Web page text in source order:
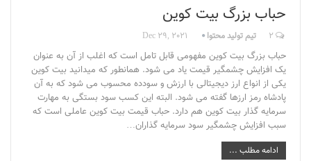
حباب بزرگ بیت کوین
تیم تولید محتوا Dec 29, 2021
حباب بزرگ بیت کوین مفهومی قابل تامل است که اغلب از آن به عنوان
یک افزایش چشمگیر قیمت یاد می شود. همانطور که میدانید بیت کوین
یکی از انواع ارز دیجیتالی با ارزش و سودده محسوب می شود که به آن
پادشاه رمز ارزها گفته می شود. البته این کسب سود بستگی به مهارت
سرمایه گذار بیت کوین هم دارد. حباب قیمت بیت کوین عاملی است که
سبب افزایش چشمگیر سود سرمایه گذاران…
ادامه مطلب ...